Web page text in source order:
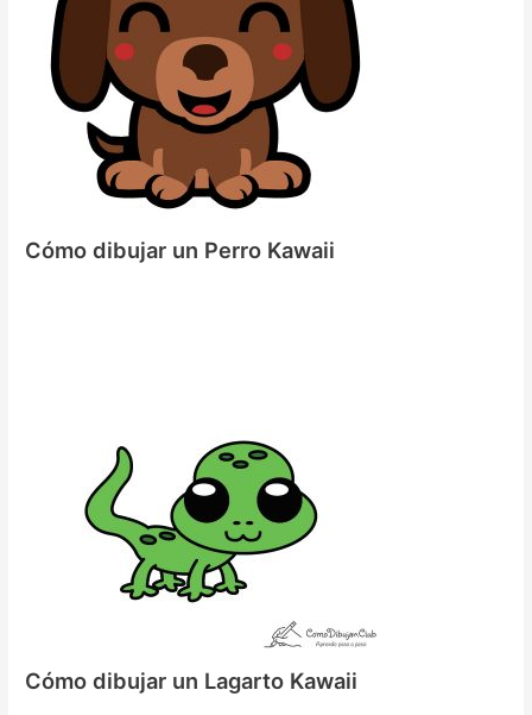
Cómo dibujar un Perro Kawaii
Cómo dibujar un Lagarto Kawaii